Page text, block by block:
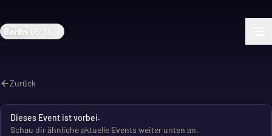
Berlin 05:36
Zurück
Dieses Event ist vorbei.
Schau dir ähnliche aktuelle Events weiter unten an.